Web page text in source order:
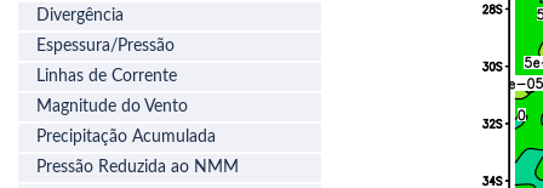
Divergência
Espessura/Pressão
Linhas de Corrente
Magnitude do Vento
Precipitação Acumulada
Pressão Reduzida ao NMM